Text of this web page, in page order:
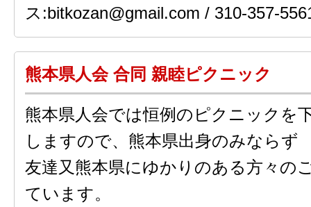
ス:bitkozan@gmail.com / 310-357-
熊本県人会 合同 親睦ピクニック
熊本県人会では恒例のピクニックを
しますので、熊本県出身のみならず
友達又熊本県にゆかりのある方々の
ています。